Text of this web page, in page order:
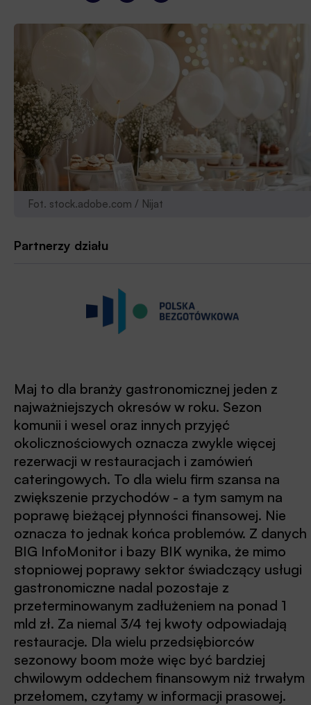
Fot. stock.adobe.com / Nijat
Partnerzy działu
Maj to dla branży gastronomicznej jeden z
najważniejszych okresów w roku. Sezon
komunii i wesel oraz innych przyjęć
okolicznościowych oznacza zwykle więcej
rezerwacji w restauracjach i zamówień
cateringowych. To dla wielu firm szansa na
zwiększenie przychodów - a tym samym na
poprawę bieżącej płynności finansowej. Nie
oznacza to jednak końca problemów. Z danych
BIG InfoMonitor i bazy BIK wynika, że mimo
stopniowej poprawy sektor świadczący usługi
gastronomiczne nadal pozostaje z
przeterminowanym zadłużeniem na ponad 1
mld zł. Za niemal 3/4 tej kwoty odpowiadają
restauracje. Dla wielu przedsiębiorców
sezonowy boom może więc być bardziej
chwilowym oddechem finansowym niż trwałym
przełomem, czytamy w informacji prasowej.